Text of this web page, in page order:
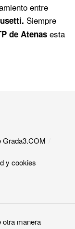
entre
Siempre
de Atenas esta
Grada3.COM
y cookies​
otra manera